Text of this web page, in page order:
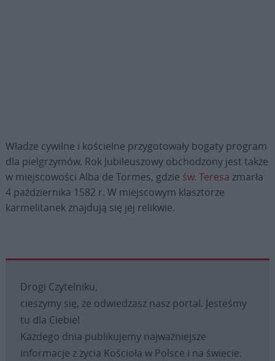
Władze cywilne i kościelne przygotowały bogaty program
dla pielgrzymów. Rok Jubileuszowy obchodzony jest także
w miejscowości Alba de Tormes, gdzie św. Teresa zmarła
4 października 1582 r. W miejscowym klasztorze
karmelitanek znajdują się jej relikwie.
Drogi Czytelniku,
cieszymy się, że odwiedzasz nasz portal. Jesteśmy
tu dla Ciebie!
Każdego dnia publikujemy najważniejsze
informacje z życia Kościoła w Polsce i na świecie.